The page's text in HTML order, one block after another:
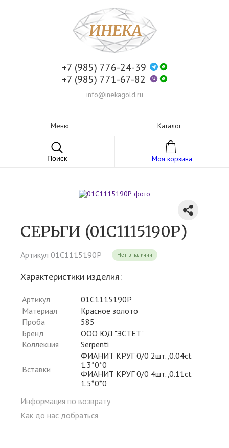
+7 (985) 776-24-39
+7 (985) 771-67-82
info@inekagold.ru
Меню Каталог
Поиск Моя корзина
СЕРЬГИ (01С1115190Р)
Артикул 01С1115190Р Нет в наличии
Характеристики изделия:
Артикул
01С1115190Р
Материал
Красное золото
Проба
585
Бренд
ООО ЮД "ЭСТЕТ"
Коллекция
Serpenti
Вставки
ФИАНИТ КРУГ 0/0 2шт.,0.04ct
1.3*0*0
ФИАНИТ КРУГ 0/0 4шт.,0.11ct
1.5*0*0
Информация по возврату
Как до нас добраться